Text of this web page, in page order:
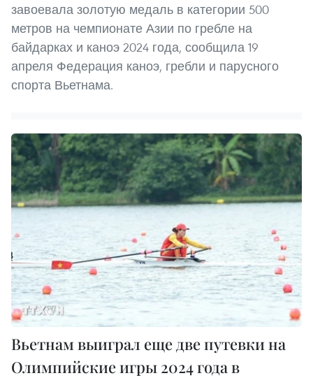
завоевала золотую медаль в категории 500
метров на чемпионате Азии по гребле на
байдарках и каноэ 2024 года, сообщила 19
апреля Федерация каноэ, гребли и парусного
спорта Вьетнама.
Вьетнам выиграл еще две путевки на
Олимпийские игры 2024 года в